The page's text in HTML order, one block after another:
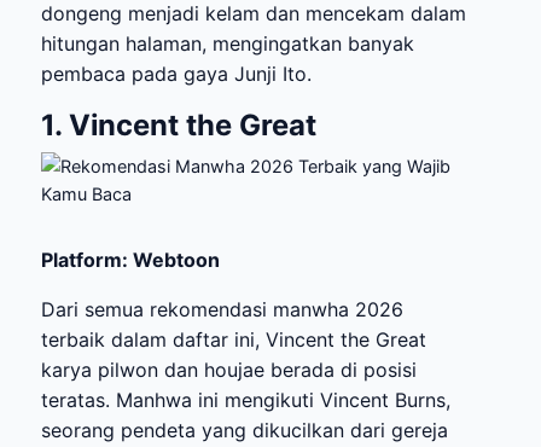
dongeng menjadi kelam dan mencekam dalam
hitungan halaman, mengingatkan banyak
pembaca pada gaya Junji Ito.
1. Vincent the Great
Platform: Webtoon
Dari semua rekomendasi manwha 2026
terbaik dalam daftar ini, Vincent the Great
karya pilwon dan houjae berada di posisi
teratas. Manhwa ini mengikuti Vincent Burns,
seorang pendeta yang dikucilkan dari gereja